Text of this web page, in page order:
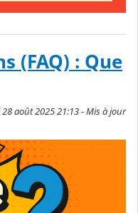
(FAQ) : Que
août 2025 21:13 - Mis à jour